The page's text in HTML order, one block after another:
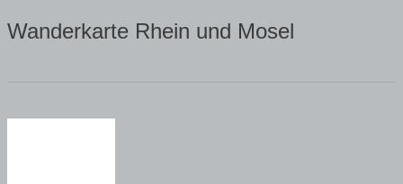
Wanderkarte Rhein und Mosel